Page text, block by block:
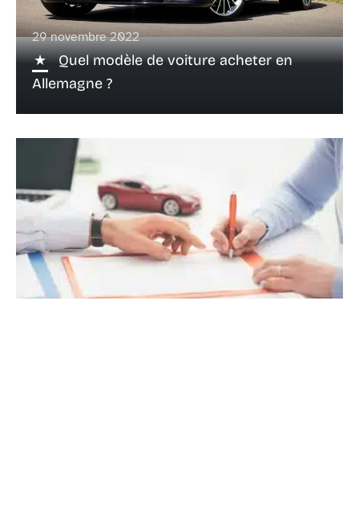
29 novembre 2022
Quel modèle de voiture acheter en
Allemagne ?